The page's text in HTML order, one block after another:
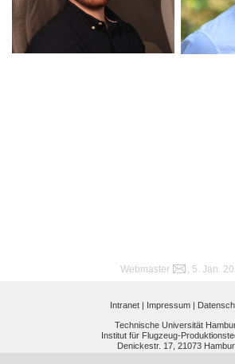
Webmaster , 5. Jan.
Intranet | Impressum |
Technische Universität
Institut für Flugzeug-
Denickestr. 17, 21073